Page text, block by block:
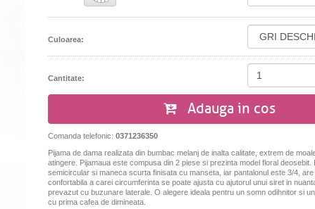
Culoarea:
Cantitate:
Adauga in cos
Comanda telefonic: 0371236350
Pijama de dama realizata din bumbac melanj de inalta calitate, extrem de
atingere. Pijamaua este compusa din 2 piese si prezinta model floral deosebit.
semicircular si maneca scurta finisata cu manseta, iar pantalonul este 3/4, are
confortabila a carei circumferinta se poate ajusta cu ajutorul unui siret in
prevazut cu buzunare laterale. O alegere ideala pentru un somn odihnitor si
cu prima cafea de dimineata.